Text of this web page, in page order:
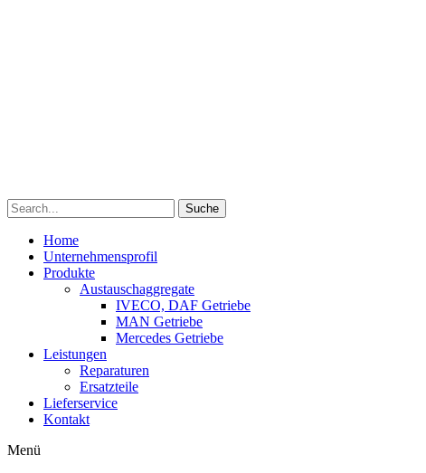
Suche
Home
Unternehmensprofil
Produkte
Austauschaggregate
IVECO, DAF Getriebe
MAN Getriebe
Mercedes Getriebe
Leistungen
Reparaturen
Ersatzteile
Lieferservice
Kontakt
Menü